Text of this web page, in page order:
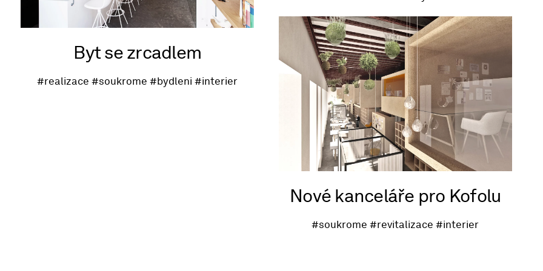
Byt se zrcadlem
#realizace #soukrome #bydleni #interier
Nové kanceláře pro Kofolu
#soukrome #revitalizace #interier